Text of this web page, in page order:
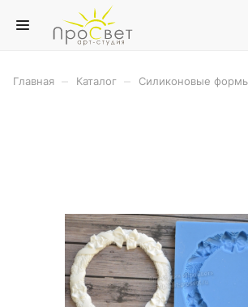
Главная Каталог Силиконовые